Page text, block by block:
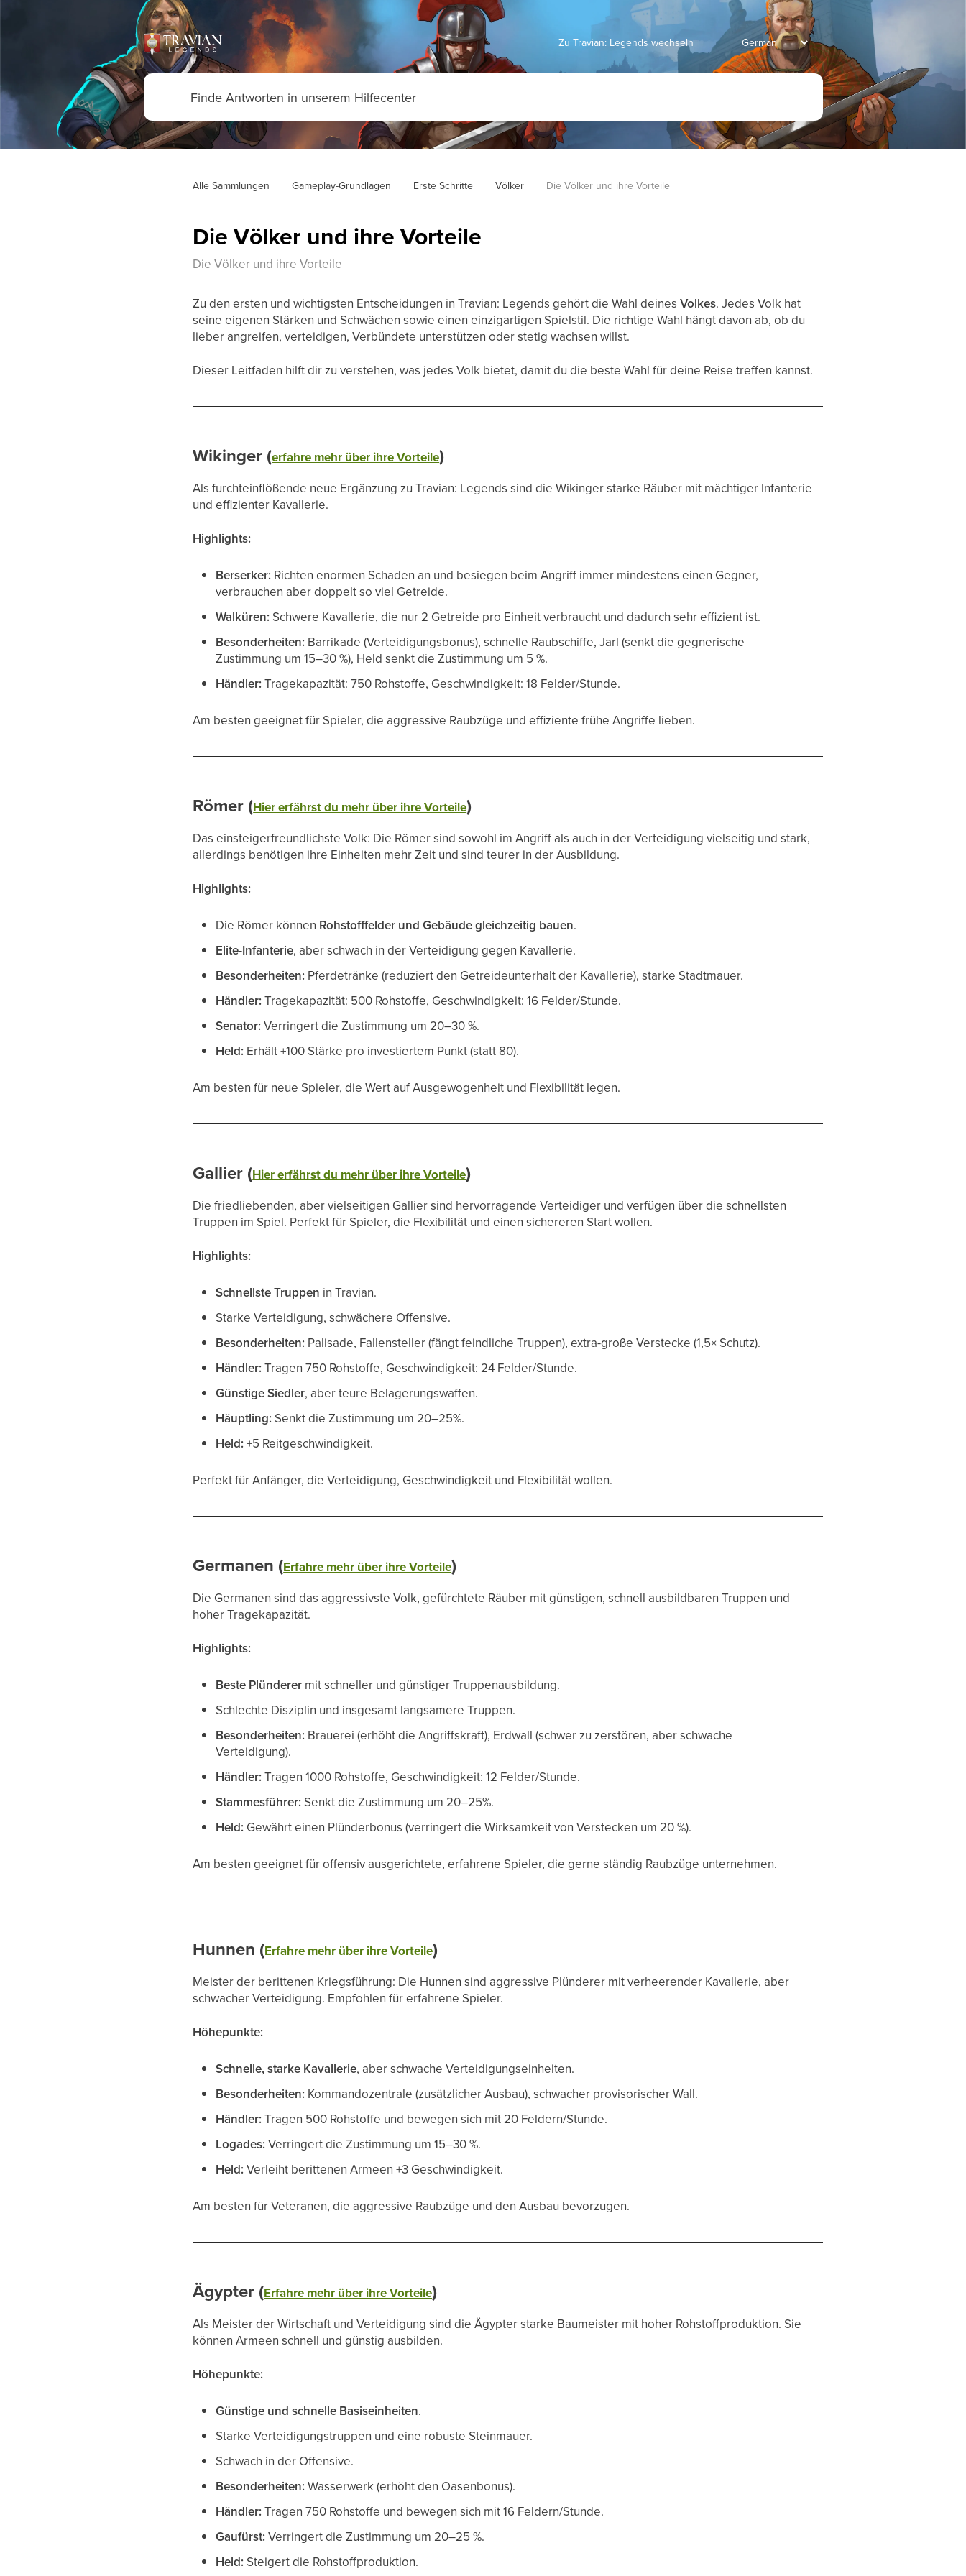
Zu Travian: Legends wechseln
Alle Sammlungen Gameplay-Grundlagen Erste Schritte Völker Die Völker und ihre Vorteile
Die Völker und ihre Vorteile
Die Völker und ihre Vorteile
Zu den ersten und wichtigsten Entscheidungen in Travian: Legends gehört die Wahl deinesVolkes. Jedes Volk hat
seine eigenen Stärken und Schwächen sowie einen einzigartigen Spielstil. Die richtige Wahl hängt davon ab, ob du
lieber angreifen, verteidigen, Verbündete unterstützen oder stetig wachsen willst.
Dieser Leitfaden hilft dir zu verstehen, was jedes Volk bietet, damit du die beste Wahl für deine Reise treffen kannst.
Wikinger (erfahre mehr über ihre Vorteile)
Als furchteinflößende neue Ergänzung zu Travian: Legends sind die Wikinger starke Räuber mit mächtiger Infanterie
und effizienter Kavallerie.
Highlights:
Berserker: Richten enormen Schaden an und besiegen beim Angriff immer mindestens einen Gegner,
verbrauchen aber doppelt so viel Getreide.
Walküren: Schwere Kavallerie, die nur 2 Getreide pro Einheit verbraucht und dadurch sehr effizient ist.
Besonderheiten: Barrikade (Verteidigungsbonus), schnelle Raubschiffe, Jarl (senkt die gegnerische
Zustimmung um 15–30 %), Held senkt die Zustimmung um 5 %.
Händler: Tragekapazität: 750 Rohstoffe, Geschwindigkeit: 18 Felder/Stunde.
Am besten geeignet für Spieler, die aggressive Raubzüge und effiziente frühe Angriffe lieben.
Römer (Hier erfährst du mehr über ihre Vorteile)
Das einsteigerfreundlichste Volk: Die Römer sind sowohl im Angriff als auch in der Verteidigung vielseitig und stark,
allerdings benötigen ihre Einheiten mehr Zeit und sind teurer in der Ausbildung.
Highlights:
Die Römer können Rohstofffelder und Gebäude gleichzeitig bauen.
Elite-Infanterie, aber schwach in der Verteidigung gegen Kavallerie.
Besonderheiten: Pferdetränke (reduziert den Getreideunterhalt der Kavallerie), starke Stadtmauer.
Händler: Tragekapazität: 500 Rohstoffe, Geschwindigkeit: 16 Felder/Stunde.
Senator: Verringert die Zustimmung um 20–30 %.
Held: Erhält +100 Stärke pro investiertem Punkt (statt 80).
Am besten für neue Spieler, die Wert auf Ausgewogenheit und Flexibilität legen.
Gallier (Hier erfährst du mehr über ihre Vorteile)
Die friedliebenden, aber vielseitigen Gallier sind hervorragende Verteidiger und verfügen über die schnellsten
Truppen im Spiel. Perfekt für Spieler, die Flexibilität und einen sichereren Start wollen.
Highlights:
Schnellste Truppen in Travian.
Starke Verteidigung, schwächere Offensive.
Besonderheiten: Palisade, Fallensteller (fängt feindliche Truppen), extra-große Verstecke (1,5× Schutz).
Händler: Tragen 750 Rohstoffe, Geschwindigkeit: 24 Felder/Stunde.
Günstige Siedler, aber teure Belagerungswaffen.
Häuptling: Senkt die Zustimmung um 20–25%.
Held: +5 Reitgeschwindigkeit.
Perfekt für Anfänger, die Verteidigung, Geschwindigkeit und Flexibilität wollen.
Germanen (Erfahre mehr über ihre Vorteile)
Die Germanen sind das aggressivste Volk, gefürchtete Räuber mit günstigen, schnell ausbildbaren Truppen und
hoher Tragekapazität.
Highlights:
Beste Plünderer mit schneller und günstiger Truppenausbildung.
Schlechte Disziplin und insgesamt langsamere Truppen.
Besonderheiten: Brauerei (erhöht die Angriffskraft), Erdwall (schwer zu zerstören, aber schwache
Verteidigung).
Händler: Tragen 1000 Rohstoffe, Geschwindigkeit: 12 Felder/Stunde.
Stammesführer: Senkt die Zustimmung um 20–25%.
Held: Gewährt einen Plünderbonus (verringert die Wirksamkeit von Verstecken um 20 %).
Am besten geeignet für offensiv ausgerichtete, erfahrene Spieler, die gerne ständig Raubzüge unternehmen.
Hunnen (Erfahre mehr über ihre Vorteile)
Meister der berittenen Kriegsführung: Die Hunnen sind aggressive Plünderer mit verheerender Kavallerie, aber
schwacher Verteidigung. Empfohlen für erfahrene Spieler.
Höhepunkte:
Schnelle, starke Kavallerie, aber schwache Verteidigungseinheiten.
Besonderheiten: Kommandozentrale (zusätzlicher Ausbau), schwacher provisorischer Wall.
Händler: Tragen 500 Rohstoffe und bewegen sich mit 20 Feldern/Stunde.
Logades: Verringert die Zustimmung um 15–30 %.
Held: Verleiht berittenen Armeen +3 Geschwindigkeit.
Am besten für Veteranen, die aggressive Raubzüge und den Ausbau bevorzugen.
Ägypter (Erfahre mehr über ihre Vorteile)
Als Meister der Wirtschaft und Verteidigung sind die Ägypter starke Baumeister mit hoher Rohstoffproduktion. Sie
können Armeen schnell und günstig ausbilden.
Höhepunkte:
Günstige und schnelle Basiseinheiten.
Starke Verteidigungstruppen und eine robuste Steinmauer.
Schwach in der Offensive.
Besonderheiten: Wasserwerk (erhöht den Oasenbonus).
Händler: Tragen 750 Rohstoffe und bewegen sich mit 16 Feldern/Stunde.
Gaufürst: Verringert die Zustimmung um 20–25 %.
Held: Steigert die Rohstoffproduktion.